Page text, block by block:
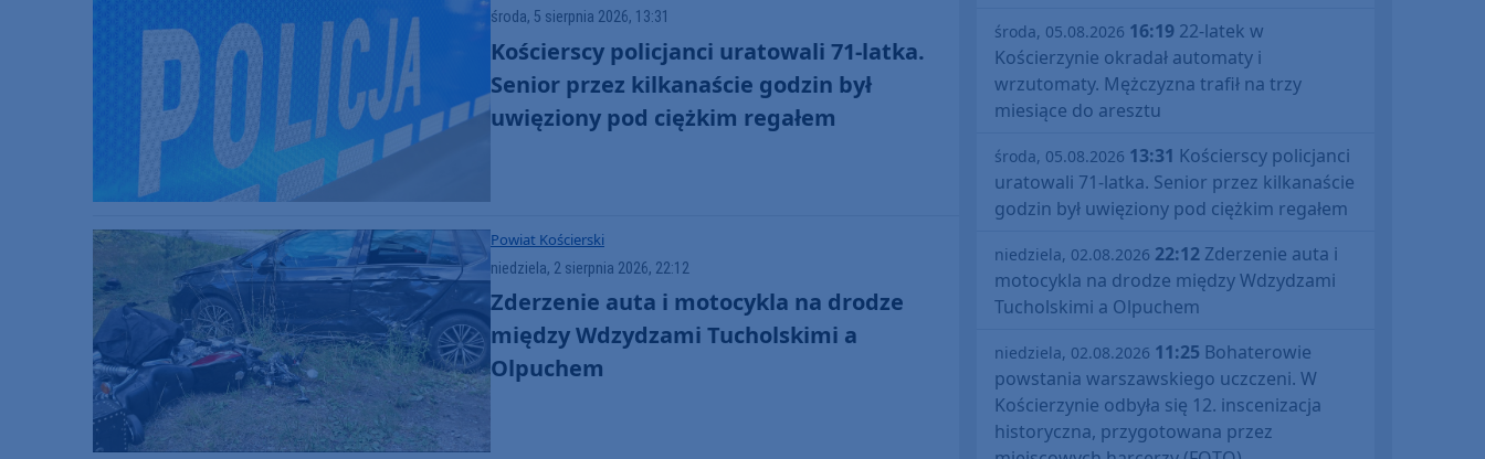
środa, 5 sierpnia 2026, 13:31
Kościerscy policjanci uratowali 71-latka.
Senior przez kilkanaście godzin był
uwięziony pod ciężkim regałem
Powiat Kościerski
niedziela, 2 sierpnia 2026, 22:12
Zderzenie auta i motocykla na drodze
między Wdzydzami Tucholskimi a
Olpuchem
środa, 05.08.2026 16:19 22-latek w
Kościerzynie okradał automaty i
wrzutomaty. Mężczyzna trafił na trzy
miesiące do aresztu
środa, 05.08.2026 13:31 Kościerscy policjanci
uratowali 71-latka. Senior przez kilkanaście
godzin był uwięziony pod ciężkim regałem
niedziela, 02.08.2026 22:12 Zderzenie auta i
motocykla na drodze między Wdzydzami
Tucholskimi a Olpuchem
niedziela, 02.08.2026 11:25 Bohaterowie
powstania warszawskiego uczczeni. W
Kościerzynie odbyła się 12. inscenizacja
historyczna, przygotowana przez